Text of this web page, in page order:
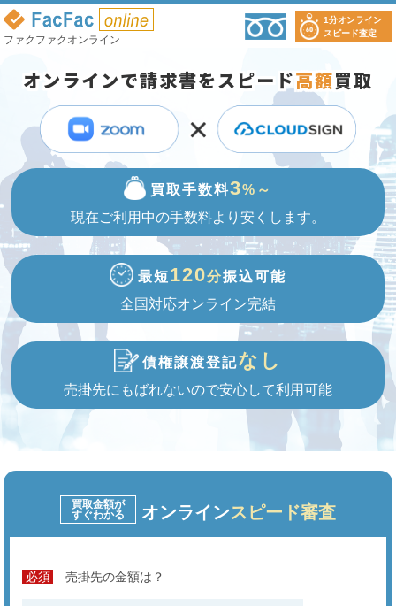
ファクファクオンライン
1分オンライン
スピード査定
オンラインで請求書をスピード高額買取
買取手数料3%～
現在ご利用中の手数料より 安くします。
最短120分振込可能
全国対応オンライン完結
債権譲渡登記なし
売掛先にもばれないので安心して利用可能
買取金額が
すぐわかる
オンラインスピード審査
必須 売掛先の金額は？